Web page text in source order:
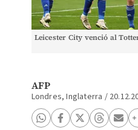
Leicester City venció al
AFP
Londres, Inglaterra /